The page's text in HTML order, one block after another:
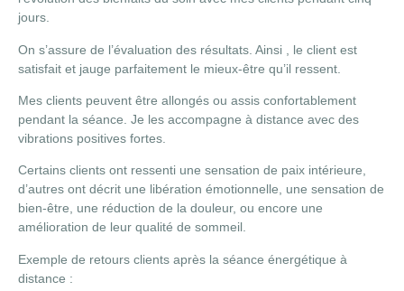
jours.
On s’assure de l’évaluation des résultats. Ainsi , le client est
satisfait et jauge parfaitement le mieux-être qu’il ressent.
Mes clients peuvent être allongés ou assis confortablement
pendant la séance. Je les accompagne à distance avec des
vibrations positives fortes.
Certains clients ont ressenti une sensation de paix intérieure,
d’autres ont décrit une libération émotionnelle, une sensation de
bien-être, une réduction de la douleur, ou encore une
amélioration de leur qualité de sommeil.
Exemple de retours clients après la séance énergétique à
distance :